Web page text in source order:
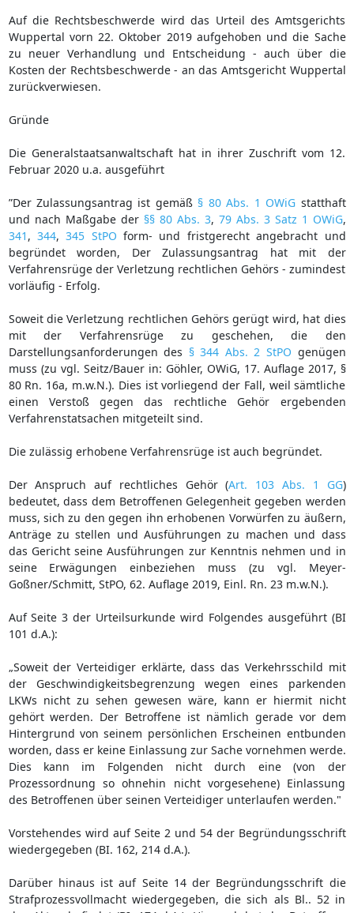
Auf die Rechtsbeschwerde wird das Urteil des Amtsgerichts
Wuppertal vorn 22. Oktober 2019 aufgehoben und die Sache
zu neuer Verhandlung und Entscheidung - auch über die
Kosten der Rechtsbeschwerde - an das Amtsgericht Wuppertal
zurückverwiesen.
Gründe
Die Generalstaatsanwaltschaft hat in ihrer Zuschrift vom 12.
Februar 2020 u.a. ausgeführt
”Der Zulassungsantrag ist gemäß § 80 Abs. 1 OWiG statthaft
und nach Maßgabe der §§ 80 Abs. 3, 79 Abs. 3 Satz 1 OWiG,
341 , 344,345 StPO form- und fristgerecht angebracht und
begründet worden, Der Zulassungsantrag hat mit der
Verfahrensrüge der Verletzung rechtlichen Gehörs - zumindest
vorläufig - Erfolg.
Soweit die Verletzung rechtlichen Gehörs gerügt wird, hat dies
mit der Verfahrensrüge zu geschehen, die den
Darstellungsanforderungen des § 344 Abs. 2 StPO genügen
muss (zu vgl. Seitz/Bauer in: Göhler, OWiG, 17. Auflage 2017, §
80 Rn. 16a, m.w.N.). Dies ist vorliegend der Fall, weil sämtliche
einen Verstoß gegen das rechtliche Gehör ergebenden
Verfahrenstatsachen mitgeteilt sind.
Die zulässig erhobene Verfahrensrüge ist auch begründet.
Der Anspruch auf rechtliches Gehör (Art. 103 Abs. 1 GG)
bedeutet, dass dem Betroffenen Gelegenheit gegeben werden
muss, sich zu den gegen ihn erhobenen Vorwürfen zu äußern,
Anträge zu stellen und Ausführungen zu machen und dass
das Gericht seine Ausführungen zur Kenntnis nehmen und in
seine Erwägungen einbeziehen muss (zu vgl. Meyer-
Goßner/Schmitt, StPO, 62. Auflage 2019, Einl. Rn. 23 m.w.N.).
Auf Seite 3 der Urteilsurkunde wird Folgendes ausgeführt (BI
101 d.A.):
„Soweit der Verteidiger erklärte, dass das Verkehrsschild mit
der Geschwindigkeitsbegrenzung wegen eines parkenden
LKWs nicht zu sehen gewesen wäre, kann er hiermit nicht
gehört werden. Der Betroffene ist nämlich gerade vor dem
Hintergrund von seinem persönlichen Erscheinen entbunden
worden, dass er keine Einlassung zur Sache vornehmen werde.
Dies kann im Folgenden nicht durch eine (von der
Prozessordnung so ohnehin nicht vorgesehene) Einlassung
des Betroffenen über seinen Verteidiger unterlaufen werden."
Vorstehendes wird auf Seite 2 und 54 der Begründungsschrift
wiedergegeben (BI. 162, 214 d.A.).
Darüber hinaus ist auf Seite 14 der Begründungsschrift die
Strafprozessvollmacht wiedergegeben, die sich als Bl.. 52 in